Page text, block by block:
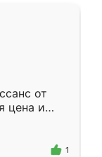
от
цена и
1